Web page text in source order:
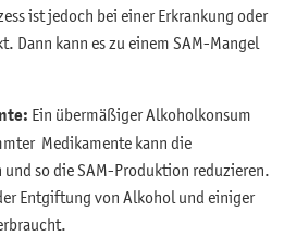
ist jedoch bei einer Erkrankung oder
Dann kann es zu einem SAM-Mangel
Ein übermäßiger Alkoholkonsum
Medikamente kann die
so die SAM-Produktion reduzieren.
Entgiftung von Alkohol und einiger